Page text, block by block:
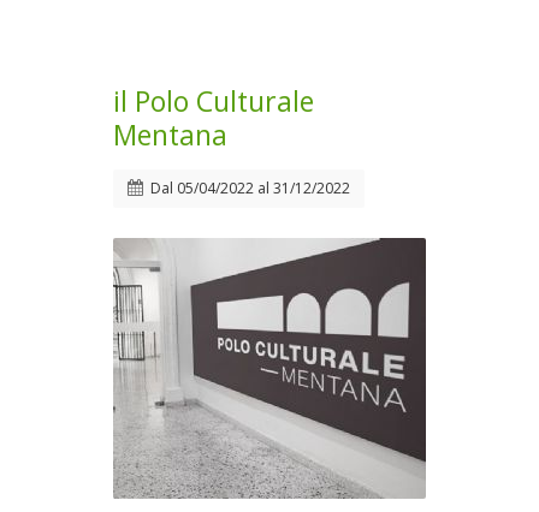
il Polo Culturale
Mentana
Dal 05/04/2022 al 31/12/2022